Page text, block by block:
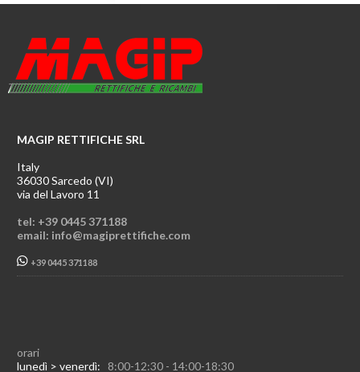
MAGIP RETTIFICHE SRL
Italy
36030 Sarcedo (VI)
via del Lavoro 11
tel: +39 0445 371188
email: info@magiprettifiche.com
+39 0445 371188
orari
lunedì > venerdì: 8:00-12:30 - 14:00-18:30